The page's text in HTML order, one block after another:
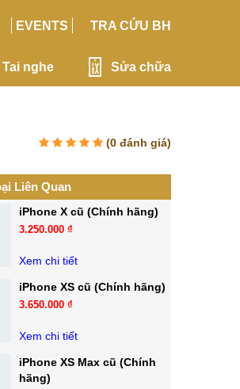
EVENTS TRA CỨU BH
Tai nghe Sửa chữa
(0 đánh giá)
Liên Quan
iPhone X cũ (Chính hãng)
3.250.000 ₫
Xem chi tiết
iPhone XS cũ (Chính hãng)
3.650.000 ₫
Xem chi tiết
iPhone XS Max cũ (Chính
hãng)